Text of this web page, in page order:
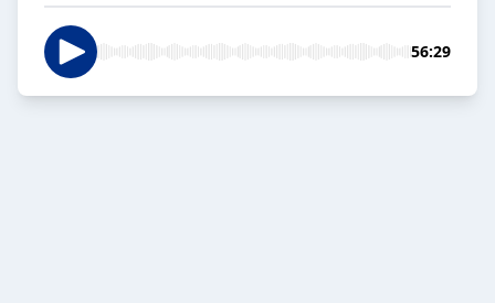
56:29